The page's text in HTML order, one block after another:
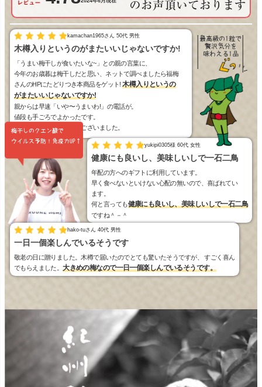
のお声頂いております
最高級の1粒で
贅沢気分を
味わえる1品
梅干しのクエン酸で
ウイルス予防！免疫力UP↑
kamachan1965さん 50代 男性
木樽入りというのがまたいいじゃないですか!
「うまい梅干しが食いたいな~」との親の言葉に、
今年のお歳暮は梅干しだと思い、ネットで調べましたら福梅
さんのHPにたどりつき本商品をゲット!木樽入りというの
がまたいいじゃないですか!
親からは早速「いや〜うまいわ!」の電話が。
値段も手ごろでよかったです。
福梅本舗さんありがとうございました。
yukipi0305様 60代 女性
健康にも良いし、美味しいしで一石二鳥
年配の方へのギフトに利用しています。
早く食べないといけない心配の無いので、喜ばれてい
ます。
何と言っても健康にも良いし、美味しいしで一石二鳥
ですね＾－＾
hako-tuさん 40代 男性
一日一個楽しんでいるそうです
敬老の日に贈りました。木樽で届いたのでとても驚いたそうですが、 すごく喜ん
でもらえました。大きめの梅なので一日一個楽しんでいるそうです。